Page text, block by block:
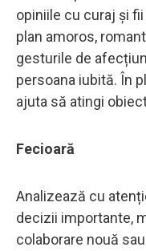
opiniile cu curaj și
plan amoros,
gesturile de
persoana iubită. În
ajuta să atingi
Fecioară
Analizează cu
decizii importante,
colaborare nouă